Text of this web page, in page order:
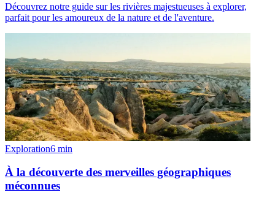
Découvrez notre guide sur les rivières majestueuses à explorer,
parfait pour les amoureux de la nature et de l'aventure.
Exploration6 min
À la découverte des merveilles géographiques
méconnues